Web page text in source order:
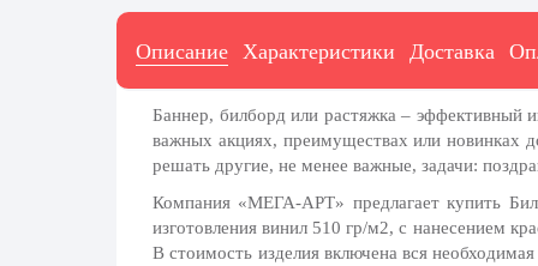
революции
10 ноября, День сотрудника органов
13 ноября, День Войск РХБЗ
19 ноября, День Ракетных Войск и
Артиллерии
День матери (последнее воскресенье
ноября)
Описание Характеристики Доставка
Баннер, билборд или растяжка – эффективный
важных акциях, преимуществах или новинках
решать другие, не менее важные, задачи:
Компания «МЕГА-АРТ» предлагает купить
изготовления винил 510 гр/м2, с нанесением
В стоимость изделия включена вся